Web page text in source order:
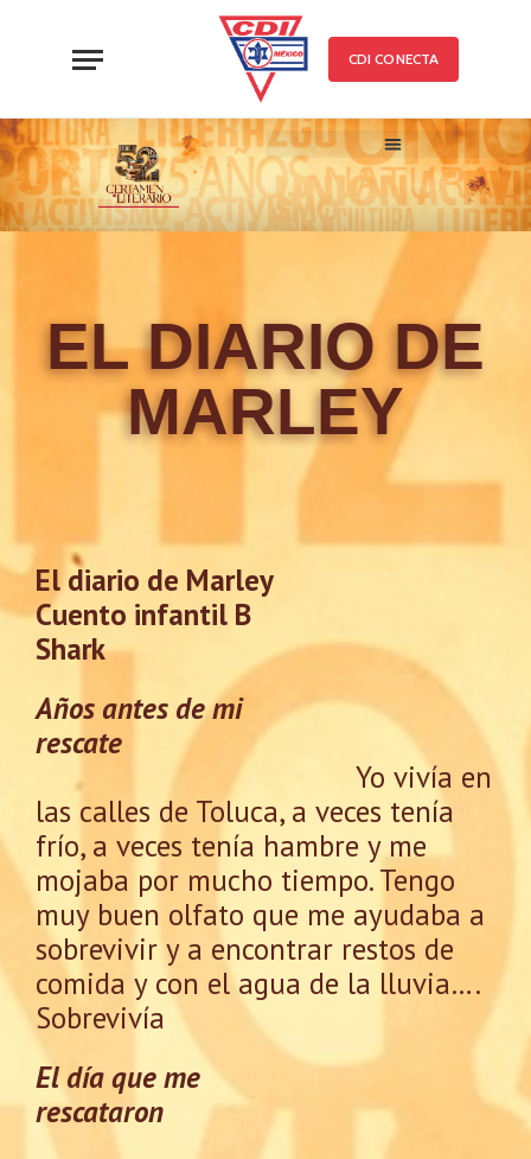
CDI CONECTA
EL DIARIO DE
MARLEY
El diario de Marley
Cuento infantil B
Shark
Años antes de mi
rescate
Yo vivía en
las calles de Toluca, a veces tenía
frío, a veces tenía hambre y me
mojaba por mucho tiempo. Tengo
muy buen olfato que me ayudaba a
sobrevivir y a encontrar restos de
comida y con el agua de la lluvia….
Sobrevivía
El día que me
rescataron